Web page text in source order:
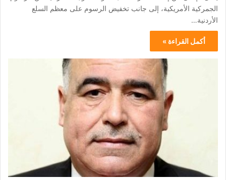
الجمركية الأمريكية، إلى جانب تخفيض الرسوم على معظم السلع
الأردنية…
أكمل القراءة »